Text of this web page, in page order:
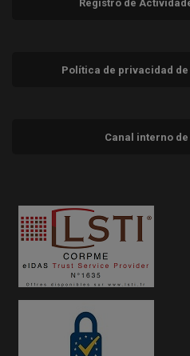
Registro de
Política de privacidad
Canal interno